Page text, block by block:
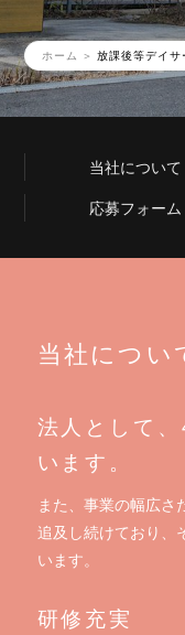
ホーム 放課後等デイ
当社について
応募フォーム
当社につい
法人として
います。
また、事業の幅広さ
追及し続けており、
います。
研修充実